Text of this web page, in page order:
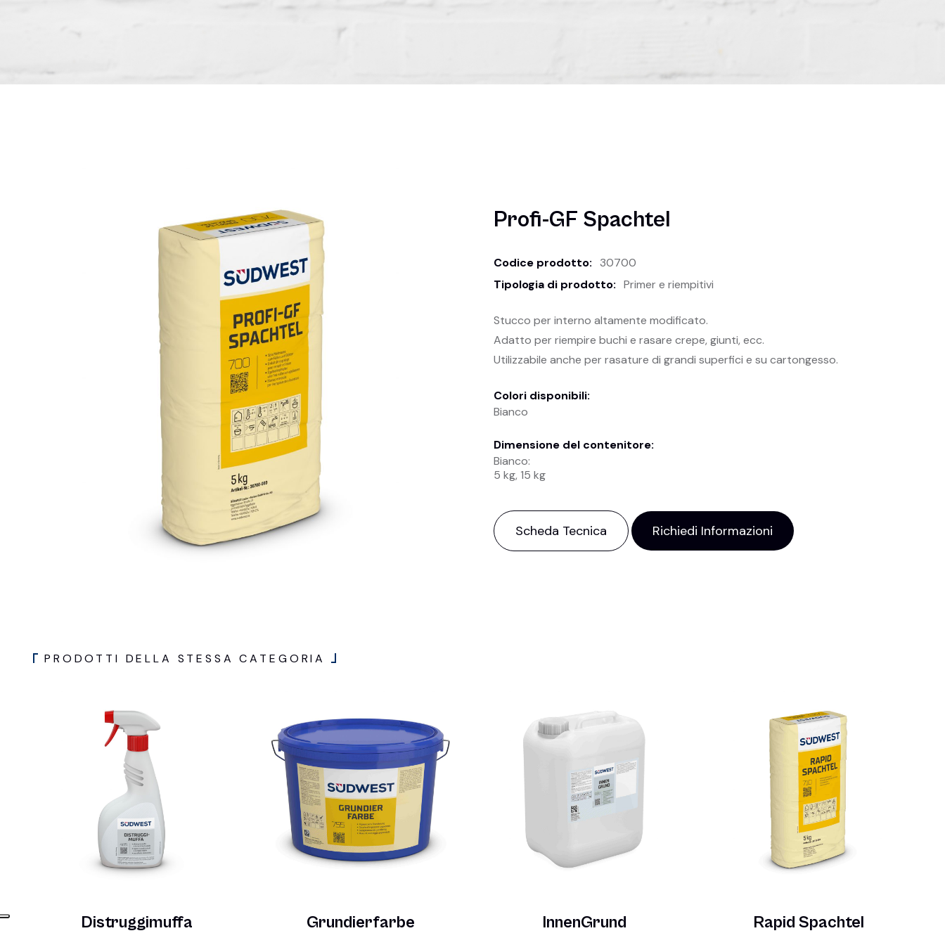
Profi-GF Spachtel
Codice prodotto:
30700
Tipologia di prodotto: Primer e riempitivi
Stucco per interno altamente modificato.
Adatto per riempire buchi e rasare crepe, giunti, ecc.
Utilizzabile anche per rasature di grandi superfici e su cartongesso.
Colori disponibili:
Bianco
Dimensione del contenitore:
Bianco:
5 kg, 15 kg
Scheda Tecnica Richiedi Informazioni
PRODOTTI DELLA STESSA CATEGORIA
Distruggimuffa Grundierfarbe InnenGrund Rapid Spachtel